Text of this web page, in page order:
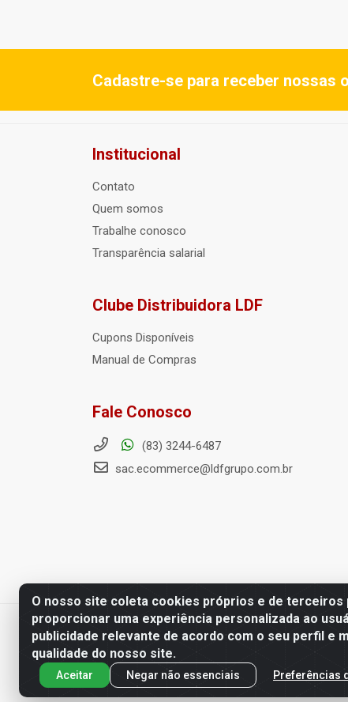
O nosso site coleta cookies próprios e de terceiros
proporcionar uma experiência personalizada ao
publicidade relevante de acordo com o seu perfil e
qualidade do nosso site.
Aceitar Negar não essenciais Preferências
Cadastre-se para receber nossas
Institucional
Contato
Quem somos
Trabalhe conosco
Transparência salarial
Clube Distribuidora LDF
Cupons Disponíveis
Manual de Compras
Fale Conosco
(83) 3244-6487
sac.ecommerce@ldfgrupo.com.br
LDF Home Center - R. Hortência